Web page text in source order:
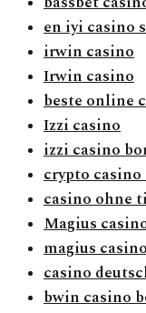
en iyi casino
irwin casino
Irwin casino
beste online
Izzi casino
izzi casino
crypto
casino ohne
Magius
magius
casino
bwin casino